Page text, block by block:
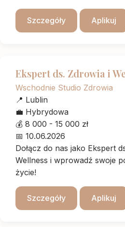
Szczegóły Aplikuj
Ekspert ds. Zdrowia i
Wschodnie Studio Zdrowia
📍 Lublin
💼 Hybrydowa
💰 8 000 - 15 000 zł
📅 10.06.2026
Dołącz do nas jako Ekspert
Wellness i wprowadź swoje
życie!
Szczegóły Aplikuj